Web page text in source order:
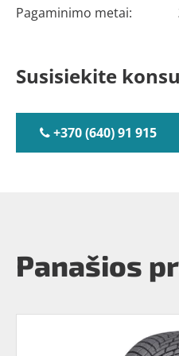
Pagaminimo metai:
Susisiekite
+370 (640) 91 915
Panašios